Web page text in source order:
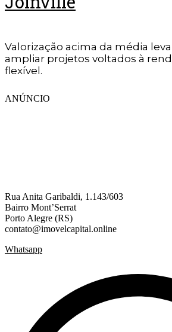
Valorização acima da média
ampliar projetos voltados à
flexível.
ANÚNCIO
Rua Anita Garibaldi, 1.143/603
Bairro Mont’Serrat
Porto Alegre (RS)
contato@imovelcapital.online
Whatsapp